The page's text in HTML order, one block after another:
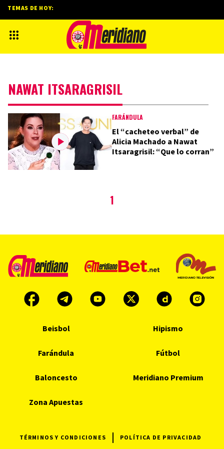
NAWAT ITSARAGRISIL
FARÁNDULA
El “cacheteo verbal” de
Alicia Machado a Nawat
Itsaragrisil: “Que lo corran”
1
TEMAS DE HOY:
Beisbol Hipismo
Farándula Fútbol
Baloncesto Meridiano Premium
Zona Apuestas
TÉRMINOS Y CONDICIONES POLÍTICA DE PRIVACIDAD